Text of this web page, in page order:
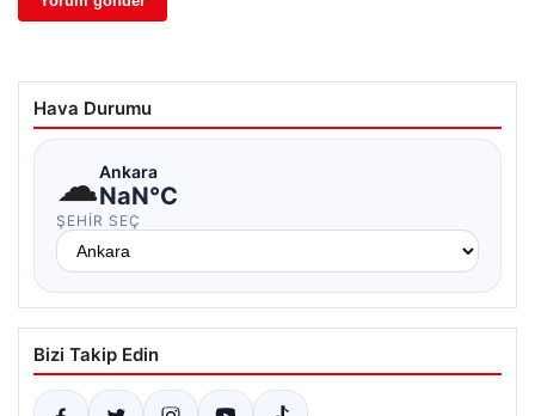
Hava Durumu
☁Ankara
NaN°C
ŞEHIR SEÇ
Bizi Takip Edin